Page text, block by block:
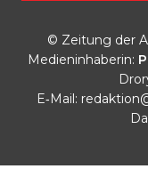
© Zeitung der
Medieninhaberin:
E‑Mail: